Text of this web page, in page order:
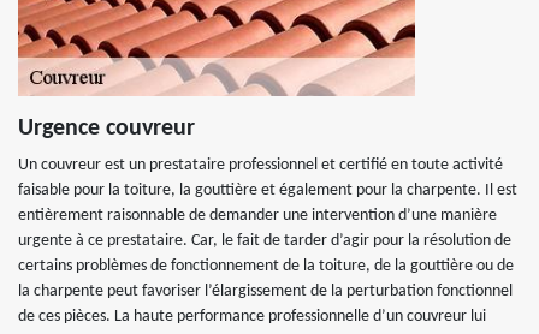
Urgence couvreur
Un couvreur est un prestataire professionnel et certifié en toute activité
faisable pour la toiture, la gouttière et également pour la charpente. Il est
entièrement raisonnable de demander une intervention d’une manière
urgente à ce prestataire. Car, le fait de tarder d’agir pour la résolution de
certains problèmes de fonctionnement de la toiture, de la gouttière ou de
la charpente peut favoriser l’élargissement de la perturbation fonctionnel
de ces pièces. La haute performance professionnelle d’un couvreur lui